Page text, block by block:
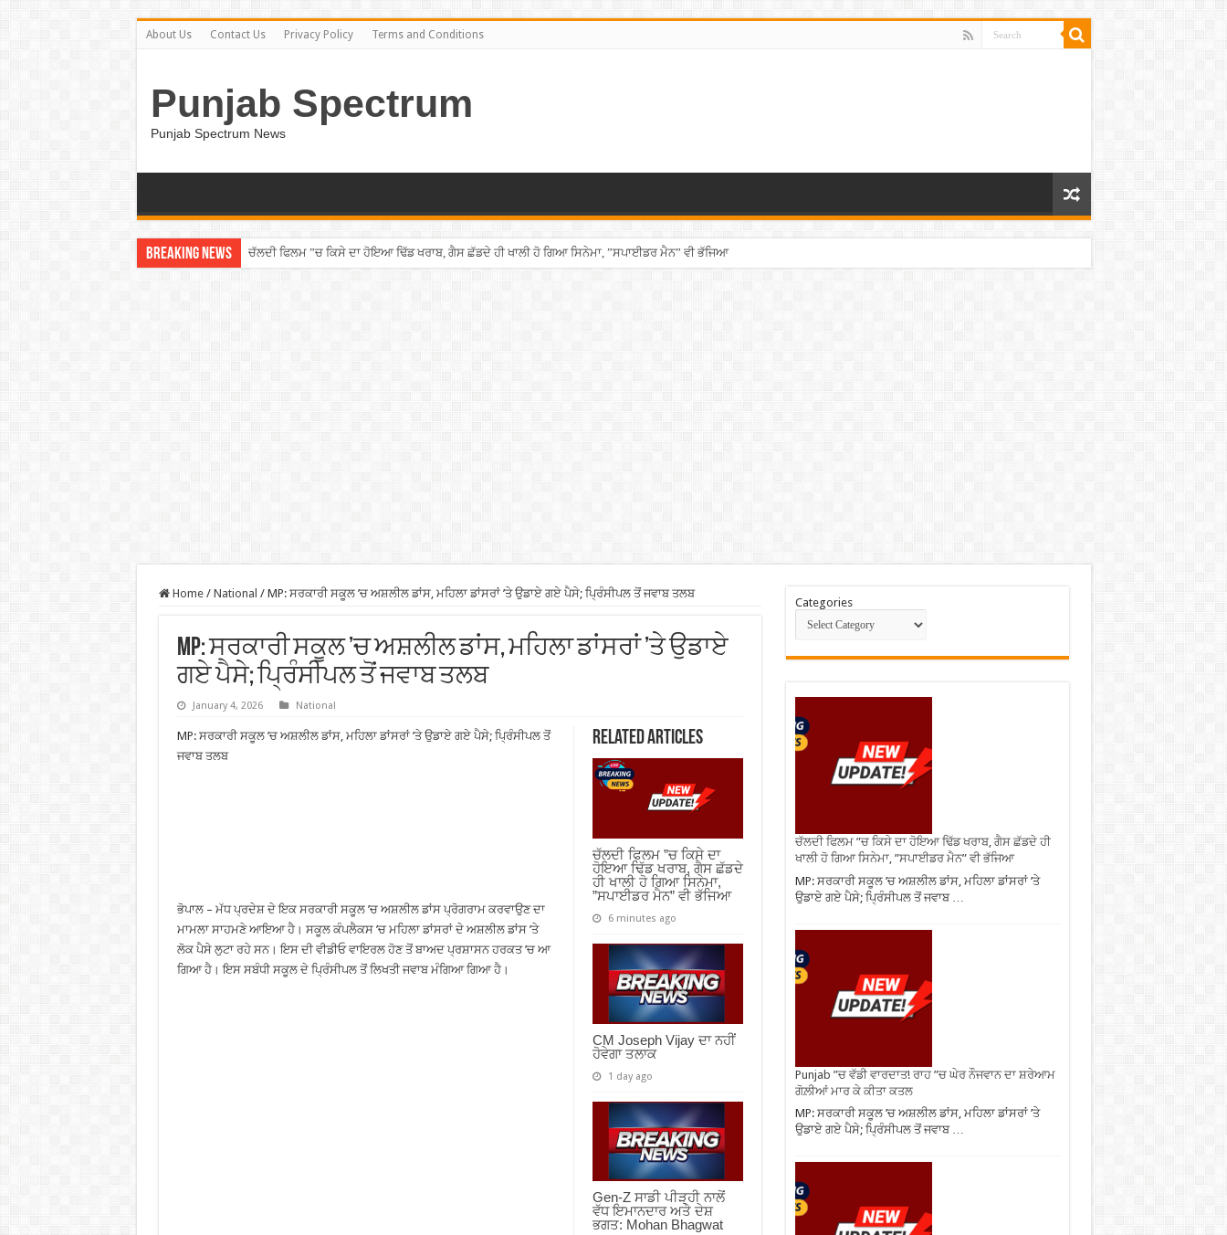
About Us Contact Us Privacy Policy Terms and Conditions
Punjab Spectrum
Punjab Spectrum News
Breaking News ਚੱਲਦੀ ਫਿਲਮ ”ਚ ਕਿਸੇ ਦਾ ਹੋਇਆ ਢਿੱਡ ਖਰਾਬ, ਗੈਸ ਛੱਡਦੇ ਹੀ ਖਾਲੀ ਹੋ ਗਿਆ ਸਿਨੇਮਾ, ”ਸਪਾਈਡਰ ਮੈਨ” ਵੀ ਭੱਜਿਆ
Punjab ”ਚ ਵੱਡੀ ਵਾਰਦਾਤ! ਰਾਹ ”ਚ ਘੇਰ ਨੌਜਵਾਨ ਦਾ ਸ਼ਰੇਆਮ ਗੋਲ਼ੀਆਂ ਮਾਰ ਕੇ ਕੀਤਾ ਕਤਲ
Home / National / MP: ਸਰਕਾਰੀ ਸਕੂਲ ’ਚ ਅਸ਼ਲੀਲ ਡਾਂਸ, ਮਹਿਲਾ ਡਾਂਸਰਾਂ ’ਤੇ ਉਡਾਏ ਗਏ ਪੈਸੇ; ਪ੍ਰਿੰਸੀਪਲ ਤੋਂ ਜਵਾਬ ਤਲਬ
MP: ਸਰਕਾਰੀ ਸਕੂਲ ’ਚ ਅਸ਼ਲੀਲ ਡਾਂਸ, ਮਹਿਲਾ ਡਾਂਸਰਾਂ ’ਤੇ ਉਡਾਏ
ਗਏ ਪੈਸੇ; ਪ੍ਰਿੰਸੀਪਲ ਤੋਂ ਜਵਾਬ ਤਲਬ
January 4, 2026 National
Related Articles
ਚੱਲਦੀ ਫਿਲਮ ”ਚ ਕਿਸੇ ਦਾ
ਹੋਇਆ ਢਿੱਡ ਖਰਾਬ, ਗੈਸ ਛੱਡਦੇ
ਹੀ ਖਾਲੀ ਹੋ ਗਿਆ ਸਿਨੇਮਾ,
”ਸਪਾਈਡਰ ਮੈਨ” ਵੀ ਭੱਜਿਆ
6 minutes ago
CM Joseph Vijay ਦਾ ਨਹੀਂ
ਹੋਵੇਗਾ ਤਲਾਕ
1 day ago
Gen-Z ਸਾਡੀ ਪੀੜ੍ਹੀ ਨਾਲੋਂ
ਵੱਧ ਇਮਾਨਦਾਰ ਅਤੇ ਦੇਸ਼
ਭਗਤ: Mohan Bhagwat
MP: ਸਰਕਾਰੀ ਸਕੂਲ ’ਚ ਅਸ਼ਲੀਲ ਡਾਂਸ, ਮਹਿਲਾ ਡਾਂਸਰਾਂ ’ਤੇ ਉਡਾਏ ਗਏ ਪੈਸੇ; ਪ੍ਰਿੰਸੀਪਲ ਤੋਂ
ਜਵਾਬ ਤਲਬ
ਭੋਪਾਲ – ਮੱਧ ਪ੍ਰਦੇਸ਼ ਦੇ ਇਕ ਸਰਕਾਰੀ ਸਕੂਲ ’ਚ ਅਸ਼ਲੀਲ ਡਾਂਸ ਪ੍ਰੋਗਰਾਮ ਕਰਵਾਉਣ ਦਾ
ਮਾਮਲਾ ਸਾਹਮਣੇ ਆਇਆ ਹੈ। ਸਕੂਲ ਕੰਪਲੈਕਸ ’ਚ ਮਹਿਲਾ ਡਾਂਸਰਾਂ ਦੇ ਅਸ਼ਲੀਲ ਡਾਂਸ ’ਤੇ
ਲੋਕ ਪੈਸੇ ਲੁਟਾ ਰਹੇ ਸਨ। ਇਸ ਦੀ ਵੀਡੀਓ ਵਾਇਰਲ ਹੋਣ ਤੋਂ ਬਾਅਦ ਪ੍ਰਸ਼ਾਸਨ ਹਰਕਤ ’ਚ ਆ
ਗਿਆ ਹੈ। ਇਸ ਸਬੰਧੀ ਸਕੂਲ ਦੇ ਪ੍ਰਿੰਸੀਪਲ ਤੋਂ ਲਿਖਤੀ ਜਵਾਬ ਮੰਗਿਆ ਗਿਆ ਹੈ।
Categories
ਚੱਲਦੀ ਫਿਲਮ ”ਚ ਕਿਸੇ ਦਾ ਹੋਇਆ ਢਿੱਡ ਖਰਾਬ, ਗੈਸ ਛੱਡਦੇ ਹੀ
ਖਾਲੀ ਹੋ ਗਿਆ ਸਿਨੇਮਾ, ”ਸਪਾਈਡਰ ਮੈਨ” ਵੀ ਭੱਜਿਆ
MP: ਸਰਕਾਰੀ ਸਕੂਲ ’ਚ ਅਸ਼ਲੀਲ ਡਾਂਸ, ਮਹਿਲਾ ਡਾਂਸਰਾਂ ’ਤੇ
ਉਡਾਏ ਗਏ ਪੈਸੇ; ਪ੍ਰਿੰਸੀਪਲ ਤੋਂ ਜਵਾਬ …
Punjab ”ਚ ਵੱਡੀ ਵਾਰਦਾਤ! ਰਾਹ ”ਚ ਘੇਰ ਨੌਜਵਾਨ ਦਾ ਸ਼ਰੇਆਮ
ਗੋਲ਼ੀਆਂ ਮਾਰ ਕੇ ਕੀਤਾ ਕਤਲ
MP: ਸਰਕਾਰੀ ਸਕੂਲ ’ਚ ਅਸ਼ਲੀਲ ਡਾਂਸ, ਮਹਿਲਾ ਡਾਂਸਰਾਂ ’ਤੇ
ਉਡਾਏ ਗਏ ਪੈਸੇ; ਪ੍ਰਿੰਸੀਪਲ ਤੋਂ ਜਵਾਬ …